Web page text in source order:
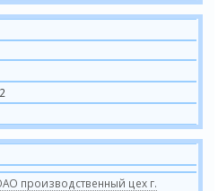
производственный цех г.